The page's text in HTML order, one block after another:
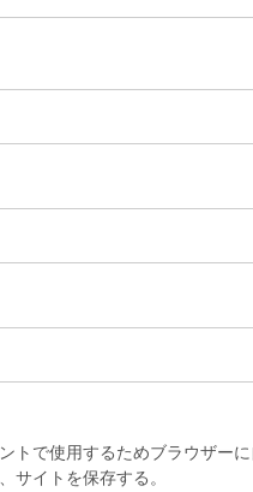
トで使用するためブラウザー
サイトを保存する。